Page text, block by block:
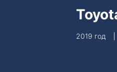
2019 год